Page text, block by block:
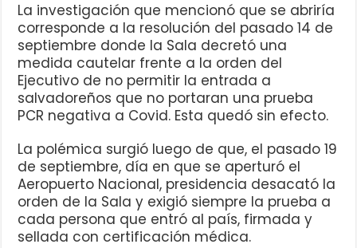
La investigación que mencionó que se abriría
corresponde a la resolución del pasado 14 de
septiembre donde la Sala decretó una
medida cautelar frente a la orden del
Ejecutivo de no permitir la entrada a
salvadoreños que no portaran una prueba
PCR negativa a Covid. Esta quedó sin efecto.
La polémica surgió luego de que, el pasado 19
de septiembre, día en que se aperturó el
Aeropuerto Nacional, presidencia desacató la
orden de la Sala y exigió siempre la prueba a
cada persona que entró al país, firmada y
sellada con certificación médica.